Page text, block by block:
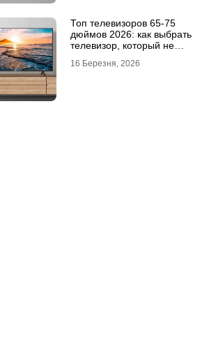
Топ телевизоров 65-75
дюймов 2026: как выбрать
телевизор, который не
16 Березня, 2026